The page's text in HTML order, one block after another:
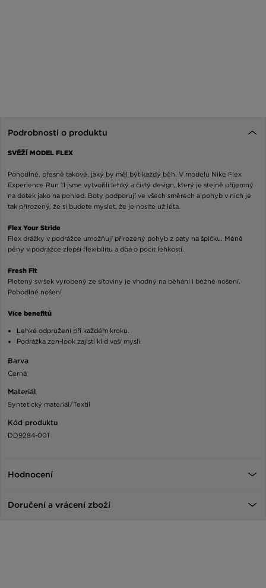
Podrobnosti o produktu
SVĚŽÍ MODEL FLEX
Pohodlné, přesně takové, jaký by měl být každý běh. V modelu Nike Flex
Experience Run 11 jsme vytvořili lehký a čistý design, který je stejně příjemný
na dotek jako na pohled. Boty podporují ve všech směrech a pohyb v nich je
tak přirozený, že si budete myslet, že je nosíte už léta.
Flex Your Stride
Flex drážky v podrážce umožňují přirozený pohyb z paty na špičku. Méně
pěny v podrážce zlepší flexibilitu a dbá o pocit lehkosti.
Fresh Fit
Pletený svršek vyrobený ze síťoviny je vhodný na běhání i běžné nošení.
Pohodlné nošení
Více benefitů
Lehké odpružení při každém kroku.
Podrážka zen-look zajistí klid vaší mysli.
Barva
Černá
Materiál
Syntetický materiál/Textil
Kód produktu
DD9284-001
Hodnocení
Doručení a vrácení zboží